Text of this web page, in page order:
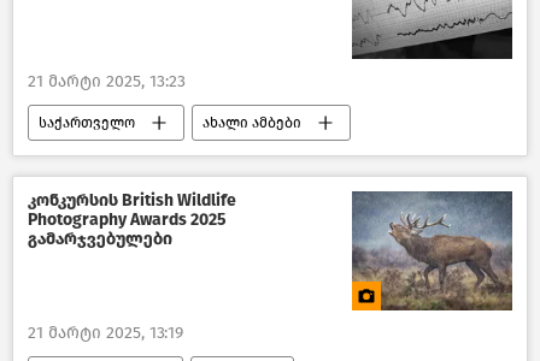
21 მარტი 2025, 13:23
საქართველო ახალი ამბები
მიწისძვრები საქართველოში
მიწისძვრა სტიქიური მოვლენები
სომხეთი კავკასია
კონკურსის British Wildlife
Photography Awards 2025
გამარჯვებულები
21 მარტი 2025, 13:19